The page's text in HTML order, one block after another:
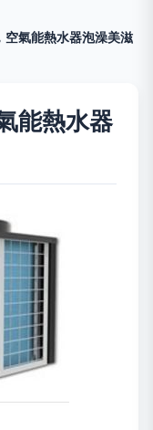
空氣能熱水器泡澡美滋
能熱水器